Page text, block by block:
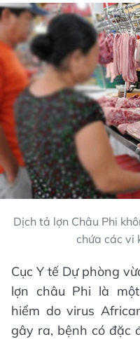
Dịch tả lợn Châu Phi
chứa các vi
Cục Y tế Dự phòng
lợn châu Phi là
hiểm do virus
gây ra, bệnh có đặc